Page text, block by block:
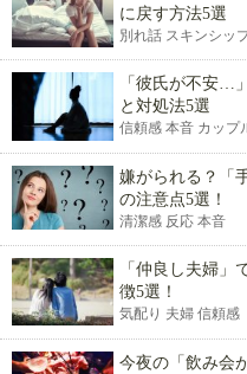
に戻す方法5選
別れ話 スキンシッ
「彼氏が不安…
と対処法5選
信頼感 本音 カップ
嫌がられる？「
の注意点5選！
清潔感 反応 本音
「仲良し夫婦」
徴5選！
気配り 夫婦 信頼感
今夜の「飲み会